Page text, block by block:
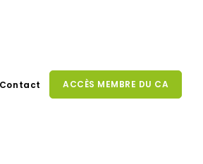
Contact ACCÈS MEMBRE DU CA